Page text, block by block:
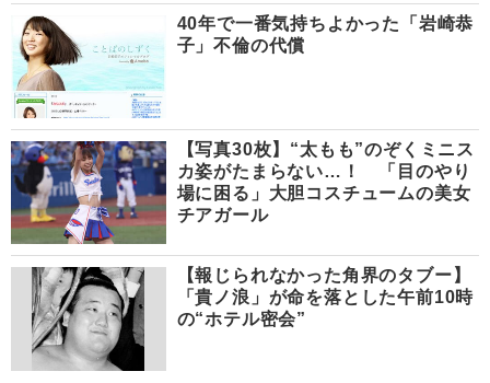
40年で一番気持ちよかった「岩崎恭
子」不倫の代償
【写真30枚】“太もも”のぞくミニス
カ姿がたまらない…！ 「目のやり
場に困る」大胆コスチュームの美女
チアガール
【報じられなかった角界のタブー】
「貴ノ浪」が命を落とした午前10時
の“ホテル密会”